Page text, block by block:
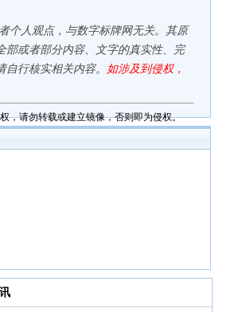
个人观点，与数字标牌网无关。其原
部或者部分内容、文字的真实性、完
行核实相关内容。
如涉及到侵权，
，请勿转载或建立镜像，否则即为侵权。